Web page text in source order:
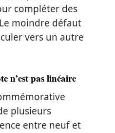
compléter des
moindre défaut
vers un autre
n’est pas linéaire
plusieurs
entre neuf et